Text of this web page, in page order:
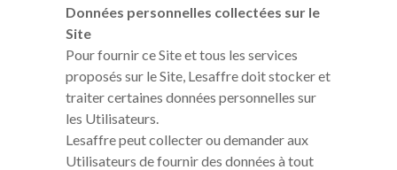
Données personnelles collectées sur le
Site
Pour fournir ce Site et tous les services
proposés sur le Site, Lesaffre doit stocker et
traiter certaines données personnelles sur
les Utilisateurs.
Lesaffre peut collecter ou demander aux
Utilisateurs de fournir des données à tout